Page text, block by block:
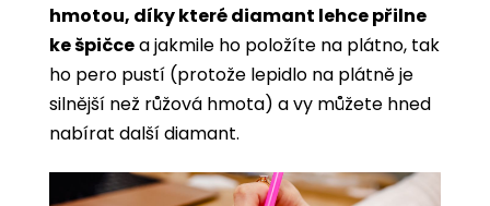
hmotou, díky které diamant lehce přilne
ke špičcea jakmile ho položíte na plátno, tak
ho pero pustí (protože lepidlo na plátně je
silnější než růžová hmota) a vy můžete hned
nabírat další diamant.